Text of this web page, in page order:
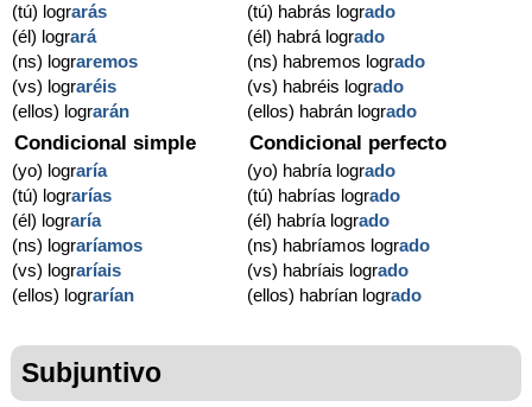
(tú) lograrás
(él) logrará
(ns) lograremos
(vs) lograréis
(ellos) lograrán
(tú) habrás logrado
(él) habrá logrado
(ns) habremos logrado
(vs) habréis logrado
(ellos) habrán logrado
Condicional simple
(yo) lograría
(tú) lograrías
(él) lograría
(ns) lograríamos
(vs) lograríais
(ellos) lograrían
Condicional perfecto
(yo) habría logrado
(tú) habrías logrado
(él) habría logrado
(ns) habríamos logrado
(vs) habríais logrado
(ellos) habrían logrado
Subjuntivo